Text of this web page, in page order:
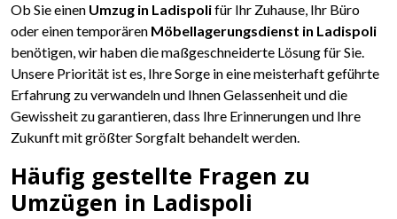
Ob Sie einen Umzug in Ladispolifür Ihr Zuhause, Ihr Büro
oder einen temporären Möbellagerungsdienst in Ladispoli
benötigen, wir haben die maßgeschneiderte Lösung für Sie.
Unsere Priorität ist es, Ihre Sorge in eine meisterhaft geführte
Erfahrung zu verwandeln und Ihnen Gelassenheit und die
Gewissheit zu garantieren, dass Ihre Erinnerungen und Ihre
Zukunft mit größter Sorgfalt behandelt werden.
Häufig gestellte Fragen zu
Umzügen in Ladispoli